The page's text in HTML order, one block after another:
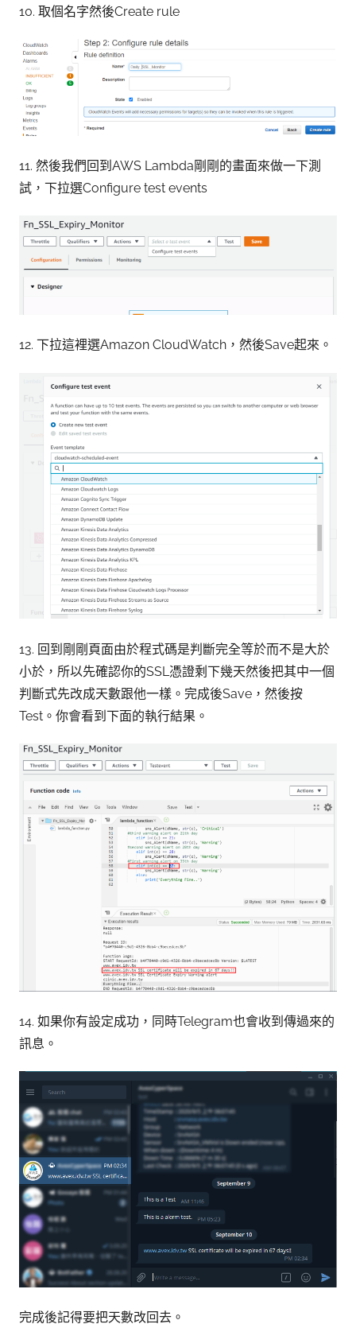
10. 取個名字然後Create rule
11. 然後我們回到AWS Lambda剛剛的畫面來做一下測
試，下拉選Configure test events
12. 下拉這裡選Amazon CloudWatch，然後Save起來。
13. 回到剛剛頁面由於程式碼是判斷完全等於而不是大於
小於，所以先確認你的SSL憑證剩下幾天然後把其中一個
判斷式先改成天數跟他一樣。完成後Save，然後按
Test。你會看到下面的執行結果。
14. 如果你有設定成功，同時Telegram也會收到傳過來的
訊息。
完成後記得要把天數改回去。